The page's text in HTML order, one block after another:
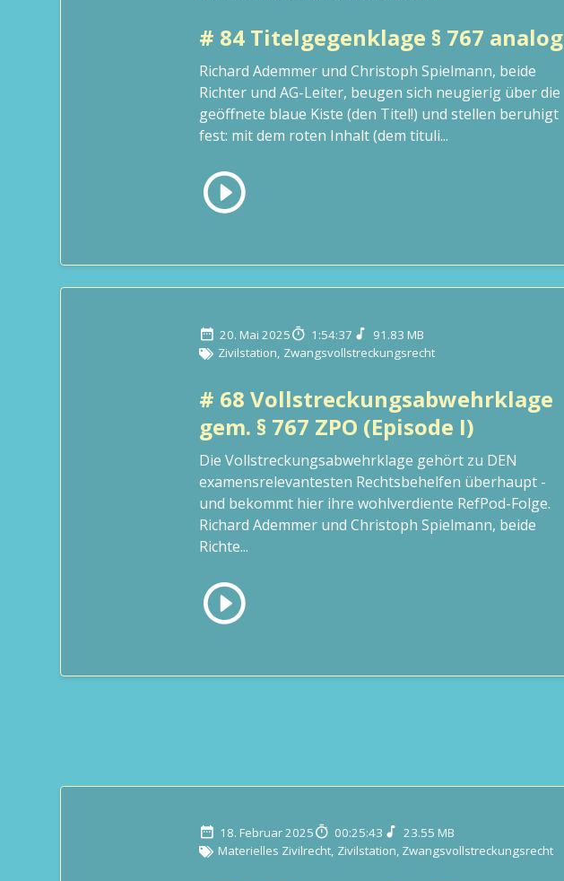
# 84 Titelgegenklage § 767 analog
Richard Ademmer und Christoph Spielmann, beide
Richter und AG-Leiter, beugen sich neugierig über die
geöffnete blaue Kiste (den Titel!) und stellen beruhigt
fest: mit dem roten Inhalt (dem tituli...
20. Mai 2025 1:54:37
91.83 MB
Zivilstation, Zwangsvollstreckungsrecht
# 68 Vollstreckungsabwehrklage
gem. § 767 ZPO (Episode I)
Die Vollstreckungsabwehrklage gehört zu DEN
examensrelevantesten Rechtsbehelfen überhaupt -
und bekommt hier ihre wohlverdiente RefPod-Folge.
Richard Ademmer und Christoph Spielmann, beide
Richte...
18. Februar 2025 00:25:43
23.55 MB
Materielles Zivilrecht, Zivilstation, Zwangsvollstreckungsrecht